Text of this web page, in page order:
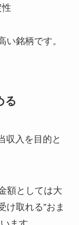
い銘柄です。
る
収入を目的と
額としては大
け取れる”おま